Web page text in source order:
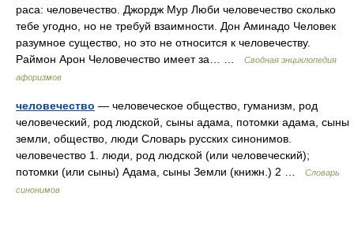
раса: человечество. Джордж Мур Люби человечество сколько
тебе угодно, но не требуй взаимности. Дон Аминадо Человек
разумное существо, но это не относится к человечеству.
Раймон Арон Человечество имеет за… …
Сводная энциклопедия
афоризмов
человечество — человеческое общество, гуманизм, род
человеческий, род людской, сыны адама, потомки адама, сыны
земли, общество, люди Словарь русских синонимов.
человечество 1. люди, род людской (или человеческий);
потомки (или сыны) Адама, сыны Земли (книжн.) 2 …
Словарь
синонимов